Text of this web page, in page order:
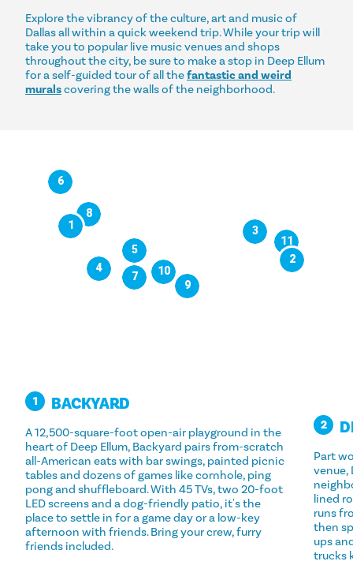
Explore the vibrancy of the culture, art and music of
Dallas all within a quick weekend trip. While your trip will
take you to popular live music venues and shops
throughout the city, be sure to make a stop in Deep Ellum
for a self-guided tour of all thefantastic and weird
muralscovering the walls of the neighborhood.
1 BACKYARD
A 12,500-square-foot open-air playground in the
heart of Deep Ellum, Backyard pairs from-scratch
all-American eats with bar swings, painted picnic
tables and dozens of games like cornhole, ping
pong and shuffleboard. With 45 TVs, two 20-foot
LED screens and a dog-friendly patio, it's the
place to settle in for a game day or a low-key
afternoon with friends. Bring your crew, furry
friends included.
2
Part
venue,
lined
runs
then
ups
trucks
1
2
3
4
5
6
7
8
9
10
11